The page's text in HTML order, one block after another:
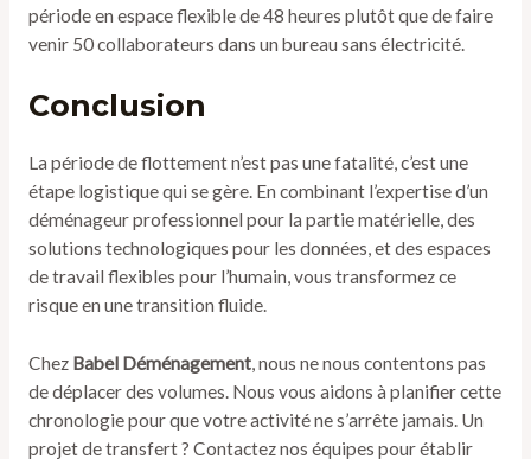
période en espace flexible de 48 heures plutôt que de faire
venir 50 collaborateurs dans un bureau sans électricité.
Conclusion
La période de flottement n’est pas une fatalité, c’est une
étape logistique qui se gère. En combinant l’expertise d’un
déménageur professionnel pour la partie matérielle, des
solutions technologiques pour les données, et des espaces
de travail flexibles pour l’humain, vous transformez ce
risque en une transition fluide.
Chez Babel Déménagement, nous ne nous contentons pas
de déplacer des volumes. Nous vous aidons à planifier cette
chronologie pour que votre activité ne s’arrête jamais. Un
projet de transfert ? Contactez nos équipes pour établir